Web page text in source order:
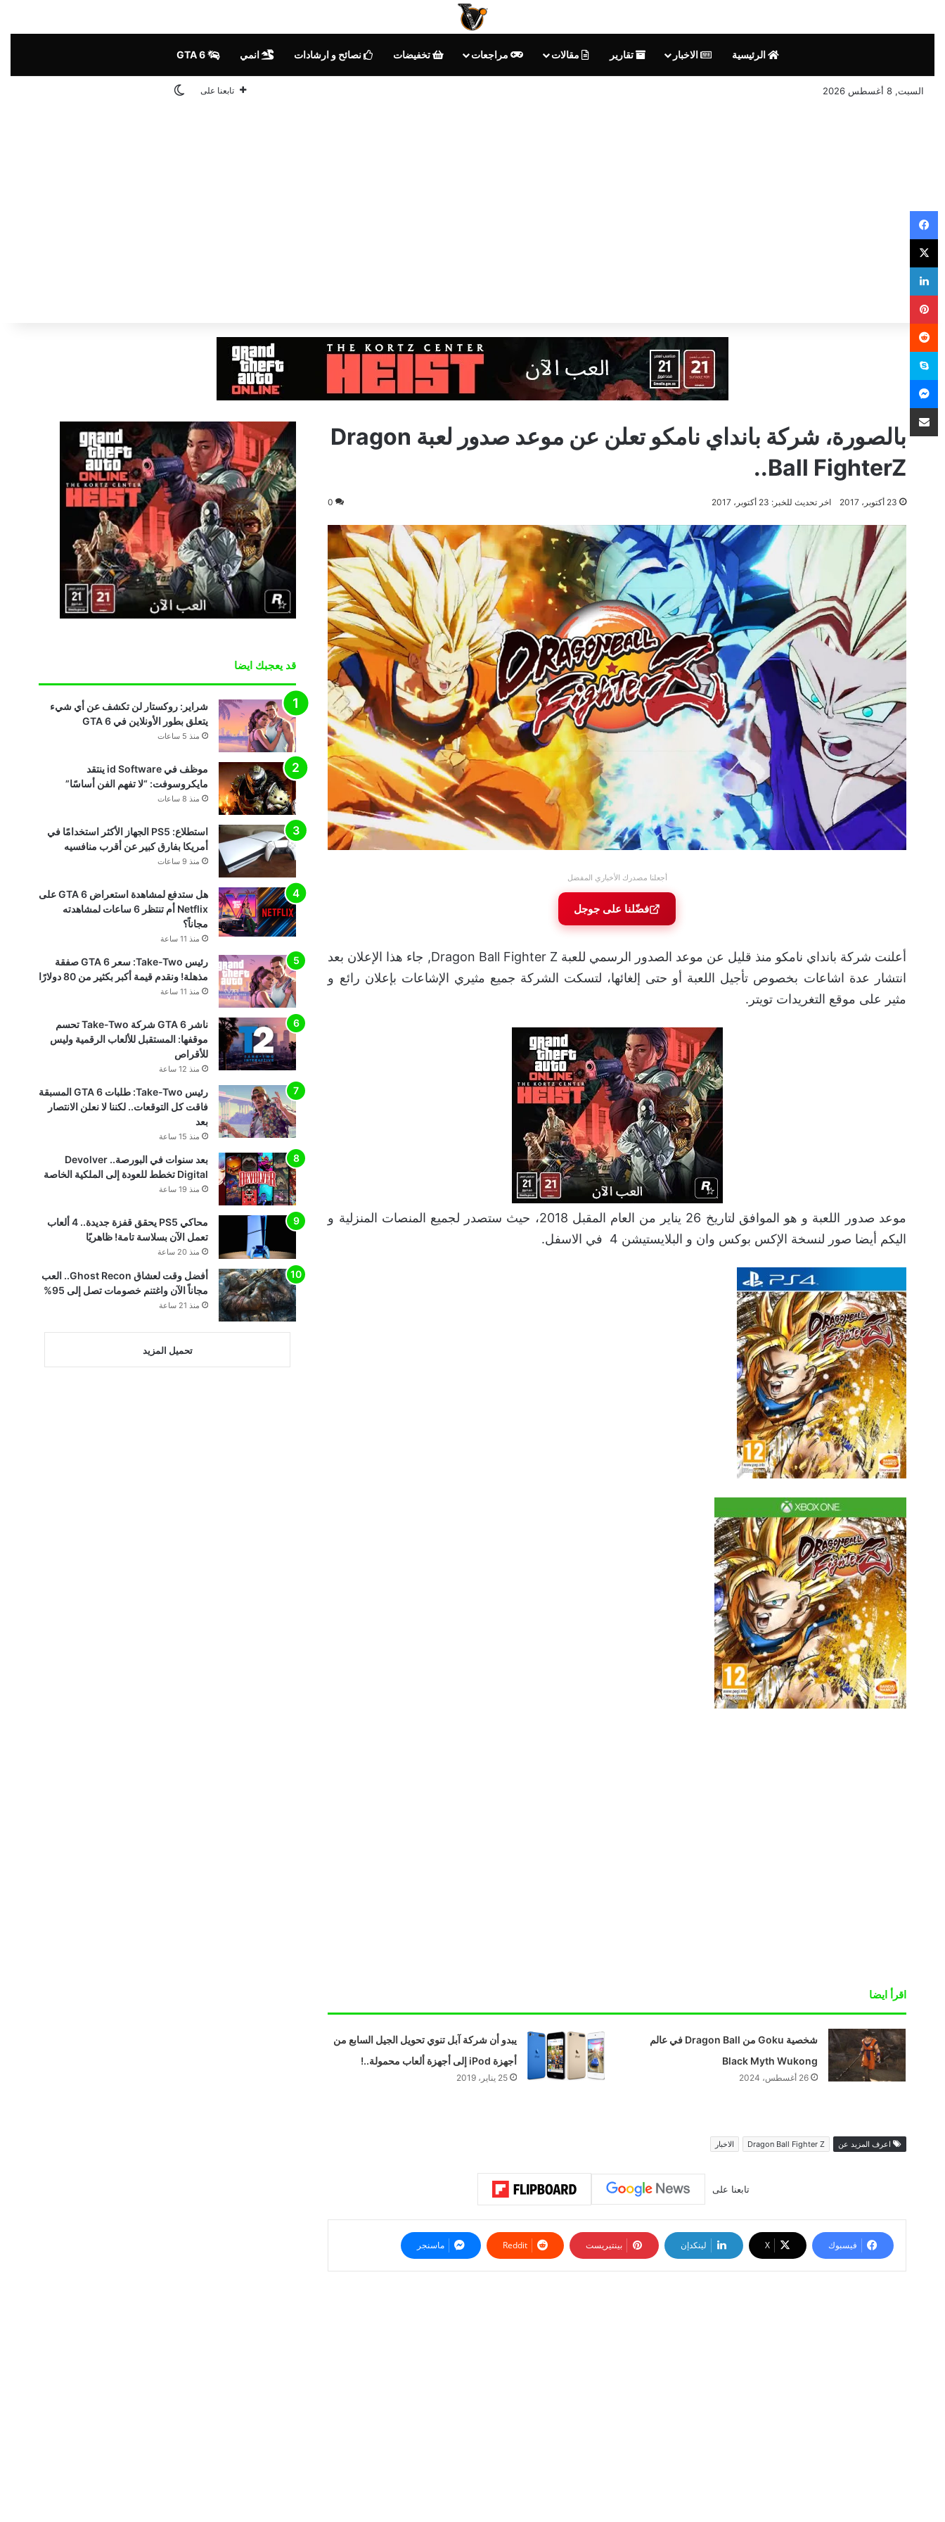
الرئيسية الاخبار تقارير مقالات مراجعات تخفيضات نصائح و ارشادات انمي
السبت, 8 أغسطس 2026 تابعنا على الوضع المظلم
بالصورة، شركة بانداي نامكو تعلن عن موعد صدور لعبة Dragon
Ball FighterZ..
23 أكتوبر، 2017 اخر تحديث للخبر: 23 أكتوبر، 2017 0
أجعلنا مصدرك الأخباري المفضل
فضّلنا على جوجل
أعلنت شركة بانداي نامكو منذ قليل عن موعد الصدور الرسمي للعبة Dragon Ball Fighter Z, جاء هذا الإعلان بعد
انتشار عدة اشاعات بخصوص تأجيل اللعبة أو حتى إلغائها، لتسكت الشركة جميع مثيري الإشاعات بإعلان رائع و
مثير على موقع التغريدات تويتر.
موعد صدور اللعبة و هو الموافق لتاريخ 26 يناير من العام المقبل 2018، حيث ستصدر لجميع المنصات المنزلية و
اليكم أيضا صور لنسخة الإكس بوكس وان و البلايستيشن 4 في الاسفل.
اقرأ ايضا
شخصية Goku من Dragon Ball في عالم
Black Myth Wukong
26 أغسطس، 2024
يبدو أن شركة آبل تنوي تحويل الجيل السابع من
أجهزة iPod إلى أجهزة ألعاب محمولة..!
25 يناير، 2019
اعرف المزيد عن Dragon Ball Fighter Z الاخبار
تابعنا على
فيسبوك ‫X لينكدإن بينتيريست ‏Reddit ماسنجر
قد يعجبك ايضا
شراير: روكستار لن تكشف عن أي شيء
يتعلق بطور الأونلاين في GTA 6
منذ 5 ساعات
موظف في id Software ينتقد
مايكروسوفت: “لا تفهم الفن أساسًا”
منذ 8 ساعات
استطلاع: PS5 الجهاز الأكثر استخدامًا في
أمريكا بفارق كبير عن أقرب منافسيه
منذ 9 ساعات
هل ستدفع لمشاهدة استعراض GTA 6 على
Netflix أم تنتظر 6 ساعات لمشاهدته
مجاناً؟
منذ 11 ساعة
رئيس Take-Two: سعر GTA 6 صفقة
مذهلة! ونقدم قيمة أكبر بكثير من 80 دولارًا
منذ 11 ساعة
ناشر GTA 6 شركة Take-Two تحسم
موقفها: المستقبل للألعاب الرقمية وليس
للأقراص
منذ 12 ساعة
رئيس Take-Two: طلبات GTA 6 المسبقة
فاقت كل التوقعات.. لكننا لا نعلن الانتصار
بعد
منذ 15 ساعة
بعد سنوات في البورصة.. Devolver
Digital تخطط للعودة إلى الملكية الخاصة
منذ 19 ساعة
محاكي PS5 يحقق قفزة جديدة.. 4 ألعاب
تعمل الآن بسلاسة تامة! ظاهريًا
منذ 20 ساعة
أفضل وقت لعشاق Ghost Recon.. العب
مجاناً الآن واغتنم خصومات تصل إلى 95%
منذ 21 ساعة
تحميل المزيد
فيسبوك
‫X
لينكدإن
بينتيريست
سكايب
ماسنجر
مشاركة عبر البريد